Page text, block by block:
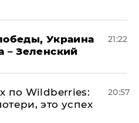
Украина
– Зеленский
21:22
по Wildberries:
это успех
20:57